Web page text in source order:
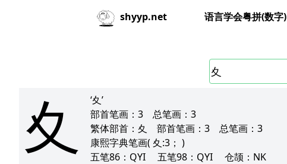
shyyp.net 语言学会粤拼(数字)
夊
‘夊’
部首笔画： 3 总笔画： 3
繁体部首： 夊 部首笔画： 3 总笔画： 3
康熙字典笔画( 夊:3； )
五笔86： QYI 五笔98： QYI 仓颉： NK